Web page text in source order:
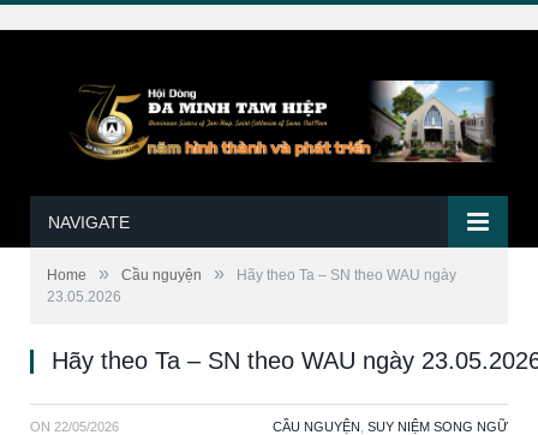
NAVIGATE
Home » Cầu nguyện »
Hãy theo Ta – SN theo WAU ngày
23.05.2026
Hãy theo Ta – SN theo WAU ngày
ON 22/05/2026 CẦU NGUYỆN SUY NIỆM SONG NGỮ